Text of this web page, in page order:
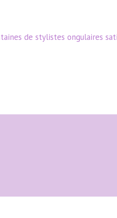
de stylistes ongulaires